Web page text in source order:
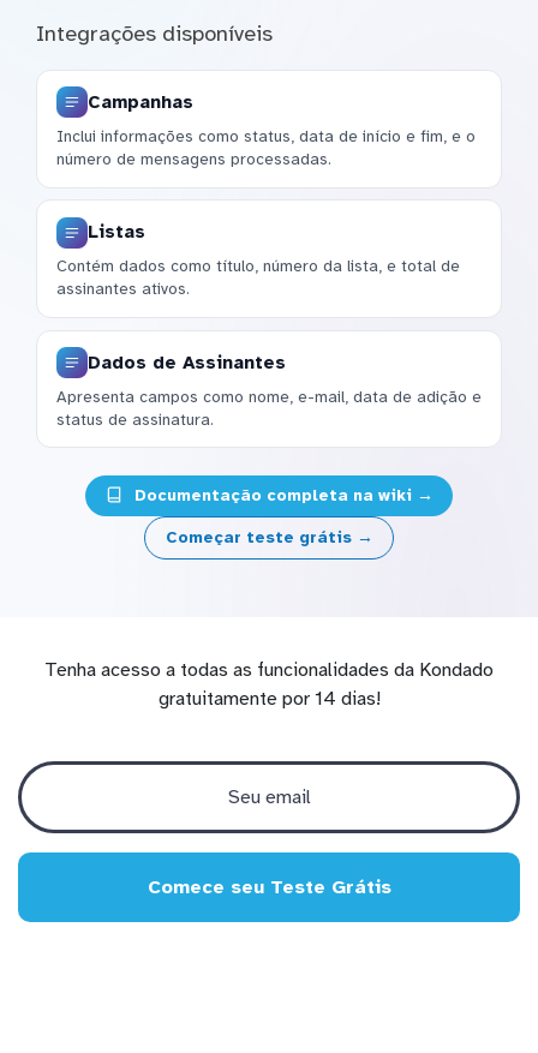
Integrações disponíveis
Campanhas
Inclui informações como status, data de início e fim, e o
número de mensagens processadas.
Listas
Contém dados como título, número da lista, e total de
assinantes ativos.
Dados de Assinantes
Apresenta campos como nome, e-mail, data de adição e
status de assinatura.
Documentação completa na wiki →
Começar teste grátis →
Tenha acesso a todas as funcionalidades da Kondado
gratuitamente por 14 dias!
Comece seu Teste Grátis